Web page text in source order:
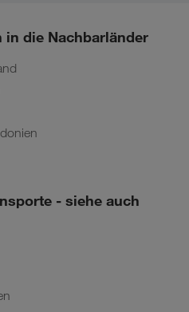
in die Nachbarländer
- siehe auch